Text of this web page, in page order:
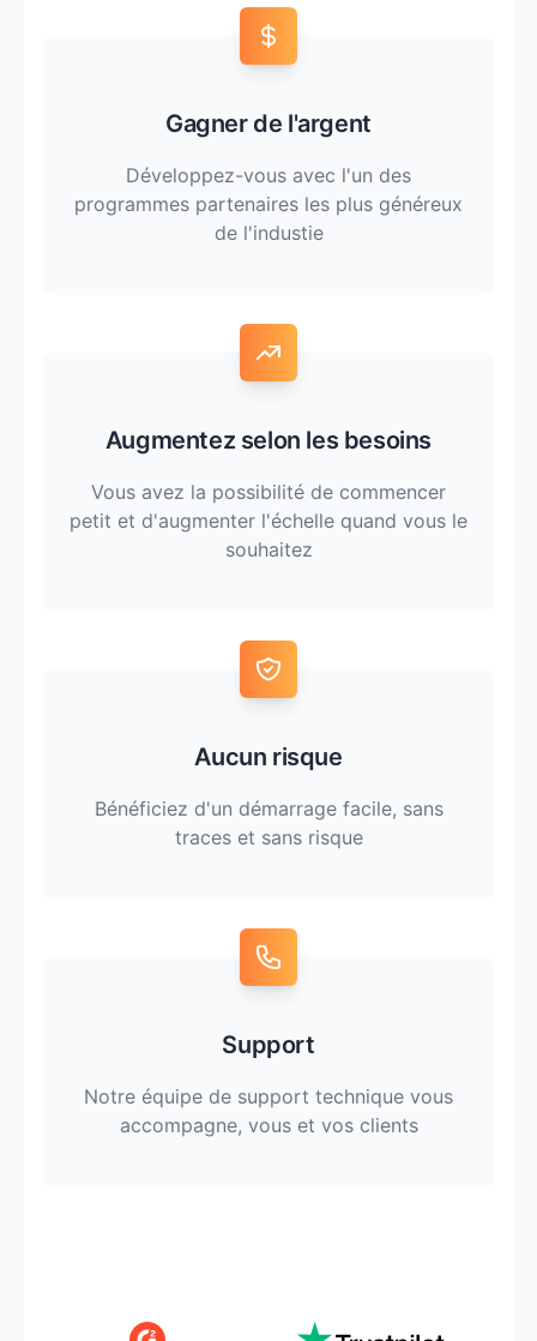
Gagner de l'argent
Développez-vous avec l'un des
programmes partenaires les plus généreux
de l'industie
Augmentez selon les besoins
Vous avez la possibilité de commencer
petit et d'augmenter l'échelle quand vous le
souhaitez
Aucun risque
Bénéficiez d'un démarrage facile, sans
traces et sans risque
Support
Notre équipe de support technique vous
accompagne, vous et vos clients